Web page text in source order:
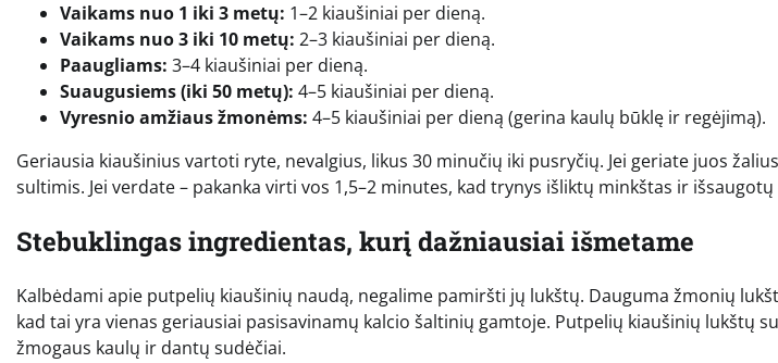
Vaikams nuo 1 iki 3 metų: 1–2 kiaušiniai per dieną.
Vaikams nuo 3 iki 10 metų: 2–3 kiaušiniai per dieną.
Paaugliams: 3–4 kiaušiniai per dieną.
Suaugusiems (iki 50 metų): 4–5 kiaušiniai per dieną.
Vyresnio amžiaus žmonėms: 4–5 kiaušiniai per dieną (gerina kaulų būklę ir regėjimą).
Geriausia kiaušinius vartoti ryte, nevalgius, likus 30 minučių iki pusryčių. Jei geriate juos
sultimis. Jei verdate – pakanka virti vos 1,5–2 minutes, kad trynys išliktų minkštas ir
Stebuklingas ingredientas, kurį dažniausiai išmetame
Kalbėdami apie putpelių kiaušinių naudą, negalime pamiršti jų lukštų. Dauguma žmonių
kad tai yra vienas geriausiai pasisavinamų kalcio šaltinių gamtoje. Putpelių kiaušinių lukštų
žmogaus kaulų ir dantų sudėčiai.